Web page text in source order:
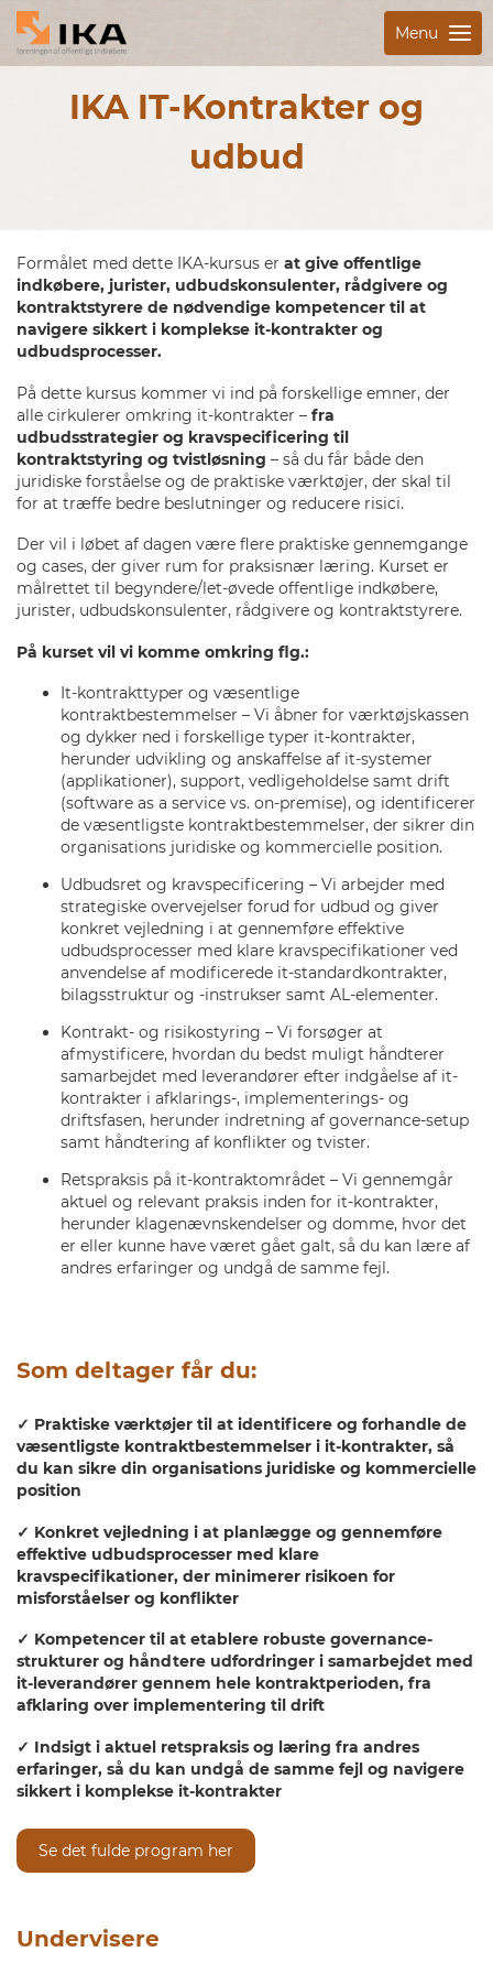
Menu
IKA IT-Kontrakter og
udbud
Formålet med dette IKA-kursus er at give offentlige
indkøbere, jurister, udbudskonsulenter, rådgivere og
kontraktstyrere de nødvendige kompetencer til at
navigere sikkert i komplekse it-kontrakter og
udbudsprocesser.
På dette kursus kommer vi ind på forskellige emner, der
alle cirkulerer omkring it-kontrakter – fra
udbudsstrategier og kravspecificering til
kontraktstyring og tvistløsning – så du får både den
juridiske forståelse og de praktiske værktøjer, der skal til
for at træffe bedre beslutninger og reducere risici.
Der vil i løbet af dagen være flere praktiske gennemgange
og cases, der giver rum for praksisnær læring. Kurset er
målrettet til begyndere/let-øvede offentlige indkøbere,
jurister, udbudskonsulenter, rådgivere og kontraktstyrere.
På kurset vil vi komme omkring flg.:
It-kontrakttyper og væsentlige
kontraktbestemmelser – Vi åbner for værktøjskassen
og dykker ned i forskellige typer it-kontrakter,
herunder udvikling og anskaffelse af it-systemer
(applikationer), support, vedligeholdelse samt drift
(software as a service vs. on-premise), og identificerer
de væsentligste kontraktbestemmelser, der sikrer din
organisations juridiske og kommercielle position.
Udbudsret og kravspecificering – Vi arbejder med
strategiske overvejelser forud for udbud og giver
konkret vejledning i at gennemføre effektive
udbudsprocesser med klare kravspecifikationer ved
anvendelse af modificerede it-standardkontrakter,
bilagsstruktur og -instrukser samt AL-elementer.
Kontrakt- og risikostyring – Vi forsøger at
afmystificere, hvordan du bedst muligt håndterer
samarbejdet med leverandører efter indgåelse af it-
kontrakter i afklarings-, implementerings- og
driftsfasen, herunder indretning af governance-setup
samt håndtering af konflikter og tvister.
Retspraksis på it-kontraktområdet – Vi gennemgår
aktuel og relevant praksis inden for it-kontrakter,
herunder klagenævnskendelser og domme, hvor det
er eller kunne have været gået galt, så du kan lære af
andres erfaringer og undgå de samme fejl.
Som deltager får du:
✓ Praktiske værktøjer til at identificere og forhandle de
væsentligste kontraktbestemmelser i it-kontrakter, så
du kan sikre din organisations juridiske og kommercielle
position
✓ Konkret vejledning i at planlægge og gennemføre
effektive udbudsprocesser med klare
kravspecifikationer, der minimerer risikoen for
misforståelser og konflikter
✓ Kompetencer til at etablere robuste governance-
strukturer og håndtere udfordringer i samarbejdet med
it-leverandører gennem hele kontraktperioden, fra
afklaring over implementering til drift
✓ Indsigt i aktuel retspraksis og læring fra andres
erfaringer, så du kan undgå de samme fejl og navigere
sikkert i komplekse it-kontrakter
Se det fulde program her
Undervisere